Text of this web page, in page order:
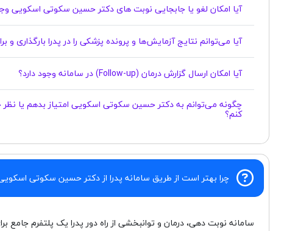
آیا امکان لغو یا جابجایی نوبت های دکتر حسین سکوتی اسکویی وجود دارد؟
آیا می‌توانم نتایج آزمایش‌ها و پرونده پزشکی را در پدرا بارگذاری و
آیا امکان ارسال گزارش درمان (Follow-up) در سامانه وجود دارد؟
چگونه می‌توانم به دکتر حسین سکوتی اسکویی امتیاز بدهم یا
کنم؟
چرا بهتر است از طریق سامانه پدرا از دکتر حسین سکوتی
سامانه نوبت دهی، درمان و توانبخشی از راه دور پدرا یک پلتفرم جامع